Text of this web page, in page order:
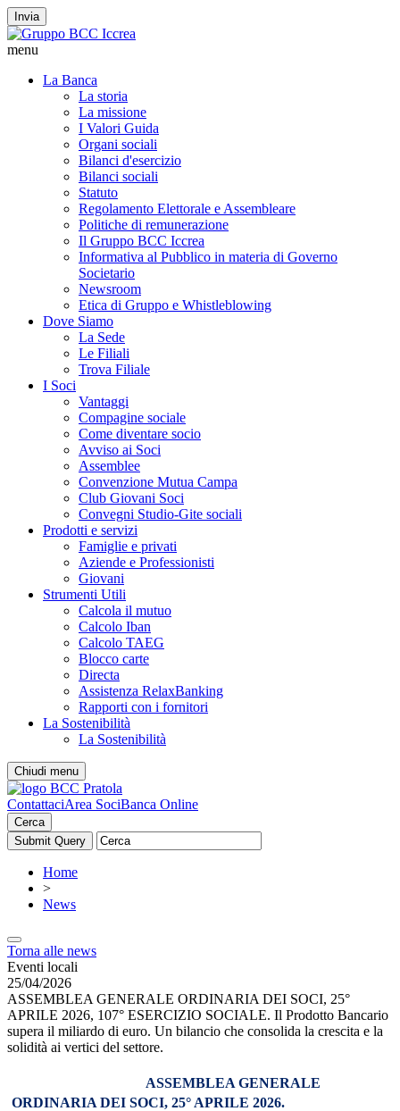
Invia
menu
La Banca
La storia
La missione
I Valori Guida
Organi sociali
Bilanci d'esercizio
Bilanci sociali
Statuto
Regolamento Elettorale e Assembleare
Politiche di remunerazione
Il Gruppo BCC Iccrea
Informativa al Pubblico in materia di Governo
Societario
Newsroom
Etica di Gruppo e Whistleblowing
Dove Siamo
La Sede
Le Filiali
Trova Filiale
I Soci
Vantaggi
Compagine sociale
Come diventare socio
Avviso ai Soci
Assemblee
Convenzione Mutua Campa
Club Giovani Soci
Convegni Studio-Gite sociali
Prodotti e servizi
Famiglie e privati
Aziende e Professionisti
Giovani
Strumenti Utili
Calcola il mutuo
Calcolo Iban
Calcolo TAEG
Blocco carte
Directa
Assistenza RelaxBanking
Rapporti con i fornitori
La Sostenibilità
La Sostenibilità
Chiudi menu
ContattaciArea SociBanca Online
Cerca
Home
>
News
Torna alle news
Eventi locali
25/04/2026
ASSEMBLEA GENERALE ORDINARIA DEI SOCI, 25°
APRILE 2026, 107° ESERCIZIO SOCIALE. Il Prodotto Bancario
supera il miliardo di euro. Un bilancio che consolida la crescita e la
solidità ai vertici del settore.
ASSEMBLEA GENERALE
ORDINARIA DEI SOCI, 25° APRILE 2026.